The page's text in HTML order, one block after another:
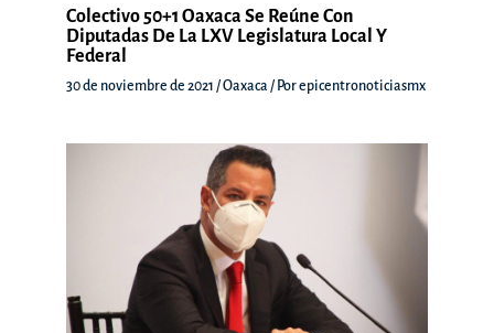
Colectivo 50+1 Oaxaca Se Reúne Con
Diputadas De La LXV Legislatura Local Y
Federal
30 de noviembre de 2021 /Oaxaca / Porepicentronoticiasmx